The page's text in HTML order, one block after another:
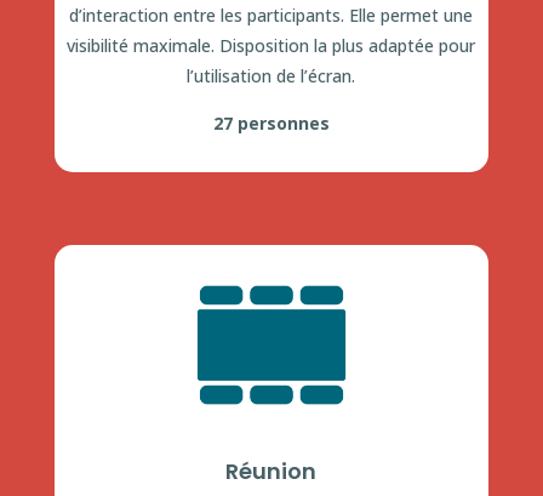
d’interaction entre les participants. Elle permet une
visibilité maximale. Disposition la plus adaptée pour
l’utilisation de l’écran.
27 personnes
Réunion